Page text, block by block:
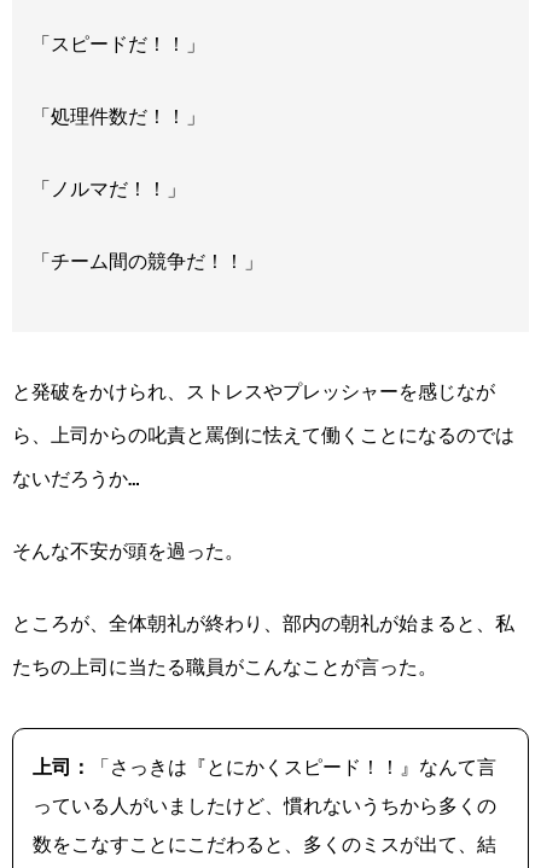
「スピードだ！！」
「処理件数だ！！」
「ノルマだ！！」
「チーム間の競争だ！！」
と発破をかけられ、ストレスやプレッシャーを感じなが
ら、上司からの叱責と罵倒に怯えて働くことになるのでは
ないだろうか…
そんな不安が頭を過った。
ところが、全体朝礼が終わり、部内の朝礼が始まると、私
たちの上司に当たる職員がこんなことが言った。
上司：
「さっきは『とにかくスピード！！』なんて言
っている人がいましたけど、慣れないうちから多くの
数をこなすことにこだわると、多くのミスが出て、結